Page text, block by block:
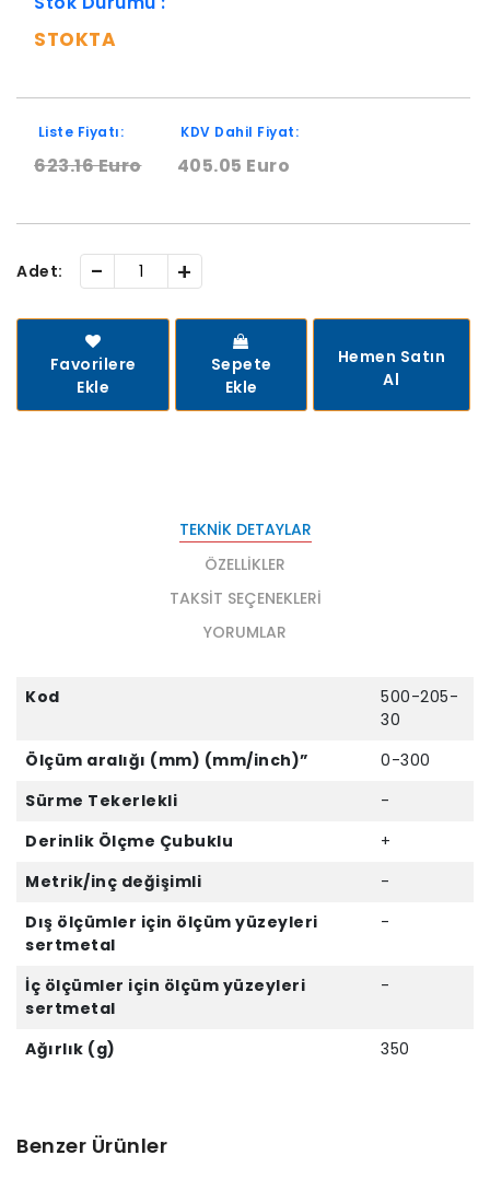
STOKTA
Liste Fiyatı:
623.16 Euro
KDV Dahil Fiyat:
405.05 Euro
Adet: - +
Favorilere
Ekle
Sepete
Ekle
Hemen Satın
Al
TEKNIK DETAYLAR
ÖZELLIKLER
TAKSIT SEÇENEKLERI
YORUMLAR
Kod
500-205-
30
Ölçüm aralığı (mm) (mm/inch)”
0-300
Sürme Tekerlekli
-
Derinlik Ölçme Çubuklu
+
Metrik/inç değişimli
-
Dış ölçümler için ölçüm yüzeyleri
sertmetal
-
İç ölçümler için ölçüm yüzeyleri
sertmetal
-
Ağırlık (g) 350
Benzer Ürünler